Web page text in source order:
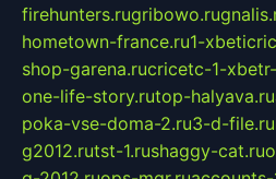
firehunters.rugribowo.ru
hometown-france.ru1-
shop-garena.rucricetc-1-
one-life-story.rutop-halyava.ru
poka-vse-doma-2.ru3-d-file.ru
g2012.rutst-1.rushaggy-cat.ru